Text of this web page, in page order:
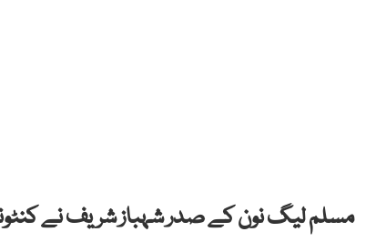
مسلم لیگ نون کے صدر شہباز شریف نے